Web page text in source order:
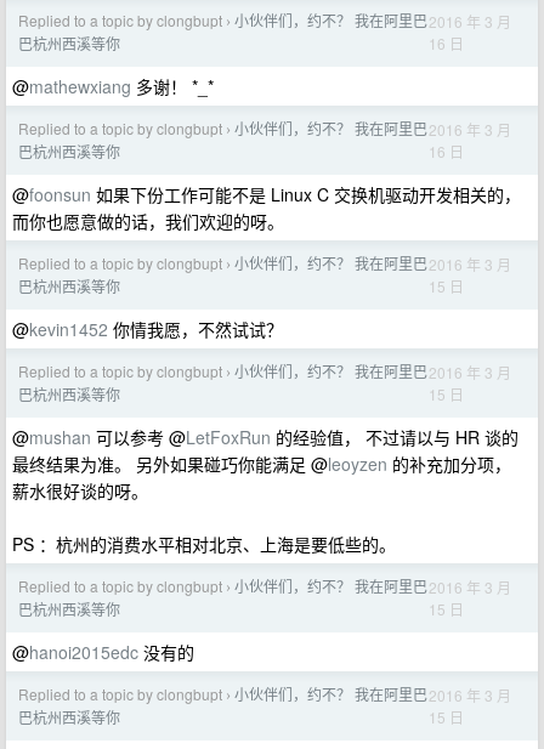
Replied to a topic by clongbupt › 小伙伴们，约不？ 我在阿里巴
巴杭州西溪等你
2016 年 3 月
16 日
@mathewxiang 多谢！ *_*
Replied to a topic by clongbupt › 小伙伴们，约不？ 我在阿里巴
巴杭州西溪等你
2016 年 3 月
16 日
@foonsun 如果下份工作可能不是 Linux C 交换机驱动开发相关的，
而你也愿意做的话，我们欢迎的呀。
Replied to a topic by clongbupt › 小伙伴们，约不？ 我在阿里巴
巴杭州西溪等你
2016 年 3 月
15 日
@kevin1452 你情我愿，不然试试？
Replied to a topic by clongbupt › 小伙伴们，约不？ 我在阿里巴
巴杭州西溪等你
2016 年 3 月
15 日
@mushan 可以参考 @LetFoxRun 的经验值， 不过请以与 HR 谈的
最终结果为准。 另外如果碰巧你能满足 @leoyzen 的补充加分项，
薪水很好谈的呀。
PS ：杭州的消费水平相对北京、上海是要低些的。
Replied to a topic by clongbupt › 小伙伴们，约不？ 我在阿里巴
巴杭州西溪等你
2016 年 3 月
15 日
@hanoi2015edc 没有的
Replied to a topic by clongbupt › 小伙伴们，约不？ 我在阿里巴
巴杭州西溪等你
2016 年 3 月
15 日